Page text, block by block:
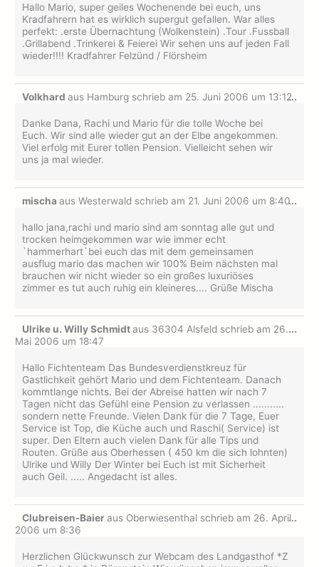
Hallo Mario, super geiles Wochenende bei euch, uns
Kradfahrern hat es wirklich supergut gefallen. War alles
perfekt: .erste Übernachtung (Wolkenstein) .Tour .Fussball
.Grillabend .Trinkerei & Feierei Wir sehen uns auf jeden Fall
wieder!!!! Kradfahrer Felzünd / Flörsheim
Volkhardaus Hamburg schrieb am 25. Juni 2006 um 13:12
Danke Dana, Rachi und Mario für die tolle Woche bei
Euch. Wir sind alle wieder gut an der Elbe angekommen.
Viel erfolg mit Eurer tollen Pension. Vielleicht sehen wir
uns ja mal wieder.
...
mischaaus Westerwald schrieb am 21. Juni 2006 um 8:40
hallo jana,rachi und mario sind am sonntag alle gut und
trocken heimgekommen war wie immer echt
`hammerhart`bei euch das mit dem gemeinsamen
ausflug mario das machen wir 100% Beim nächsten mal
brauchen wir nicht wieder so ein großes luxuriöses
zimmer es tut auch ruhig ein kleineres.... Grüße Mischa
...
Ulrike u. Willy Schmidtaus 36304 Alsfeld schrieb am 26.
Mai 2006 um 18:47
Hallo Fichtenteam Das Bundesverdienstkreuz für
Gastlichkeit gehört Mario und dem Fichtenteam. Danach
kommtlange nichts. Bei der Abreise hatten wir nach 7
Tagen nicht das Gefühl eine Pension zu verlassen ...........
sondern nette Freunde. Vielen Dank für die 7 Tage, Euer
Service ist Top, die Küche auch und Raschi( Service) ist
super. Den Eltern auch vielen Dank für alle Tips und
Routen. Grüße aus Oberhessen ( 450 km die sich lohnten)
Ulrike und Willy Der Winter bei Euch ist mit Sicherheit
auch Geil. ..... Angedacht ist alles.
...
Clubreisen-Baieraus Oberwiesenthal schrieb am 26. April
2006 um 8:36
Herzlichen Glückwunsch zur Webcam des Landgasthof *Z
...